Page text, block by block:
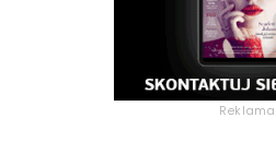
Reklama